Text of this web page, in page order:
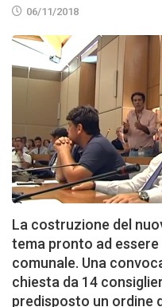
06/11/2018
La costruzione del
tema pronto ad
comunale. Una
chiesta da 14
predisposto un ordine